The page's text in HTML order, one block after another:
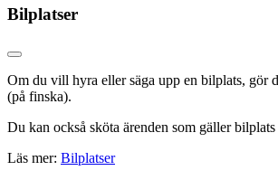
Bilplatser
Om du vill hyra eller säga upp en bilplats, gör
(på finska).
Du kan också sköta ärenden som gäller bilplats
Läs mer: Bilplatser